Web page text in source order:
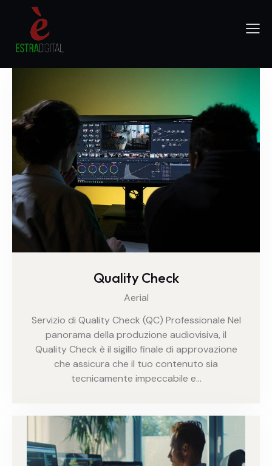
Quality Check
Aerial
Servizio di Quality Check (QC) Professionale Nel
panorama della produzione audiovisiva, il
Quality Check è il sigillo finale di approvazione
che assicura che il tuo contenuto sia
tecnicamente impeccabile e…